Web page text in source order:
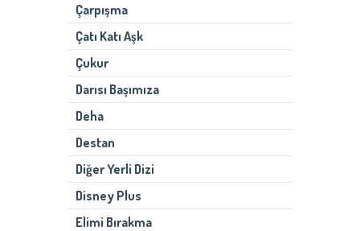
Çarpışma
Çatı Katı Aşk
Çukur
Darısı Başımıza
Deha
Destan
Diğer Yerli Dizi
Disney Plus
Elimi Bırakma